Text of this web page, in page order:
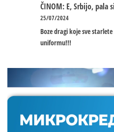
ČINOM: E, Srbijo, pala
25/07/2024
Boze dragi koje sve
uniformu!!!